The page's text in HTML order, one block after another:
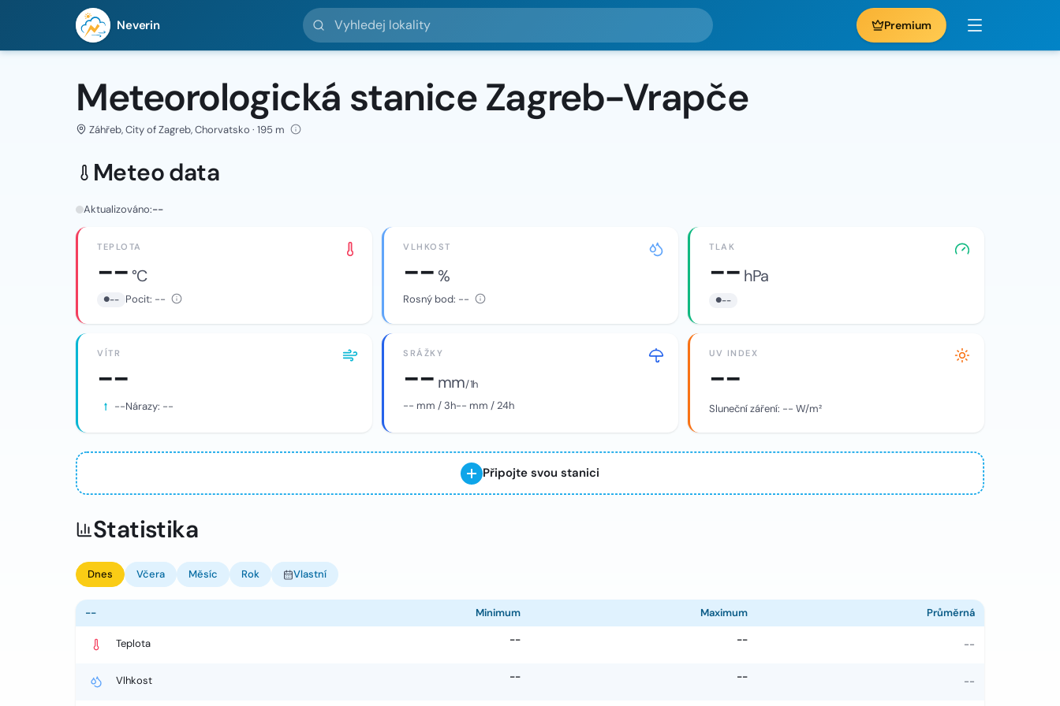
Neverin
Vyhledej lokality
Premium
Meteorologická stanice Zagreb-Vrapče
Záhřeb, City of Zagreb, Chorvatsko · 195 m
Meteo data
Aktualizováno:--
TEPLOTA
--°C
-- Pocit: --
VLHKOST
--%
Rosný bod: --
TLAK
-- hPa
--
VÍTR
--
--Nárazy: --
SRÁŽKY
-- mm/ 1h
-- mm / 3h-- mm / 24h
UV INDEX
--
Sluneční záření: -- W/m²
Připojte svou stanici
Statistika
Dnes Včera Měsíc Rok Vlastní
-- Minimum Maximum Průměrná
Teplota -- -- --
Vlhkost -- -- --